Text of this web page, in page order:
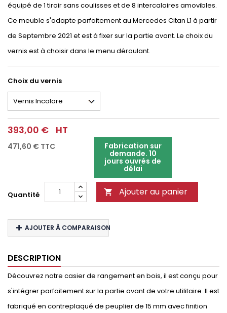
équipé de 1 tiroir sans coulisses et de 8 intercalaires amovibles.
Ce meuble s'adapte parfaitement au Mercedes Citan L1 à partir
de Septembre 2021 et est à fixer sur la partie avant. Le choix du
vernis est à choisir dans le menu déroulant.
Choix du vernis
393,00 € HT
471,60 € TTC Fabrication sur
demande. 10
jours ouvrés de
délai
Quantité  Ajouter au panier
AJOUTER À COMPARAISON
DESCRIPTION
Découvrez notre casier de rangement en bois, il est conçu pour
s'intégrer parfaitement sur la partie avant de votre utilitaire. Il est
fabriqué en contreplaqué de peuplier de 15 mm avec finition